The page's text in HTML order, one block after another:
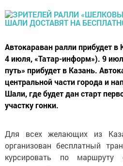
Автокараван ралли прибудет
4 июля, «Татар-информ»). 9
путь» прибудет в Казань.
центральной части города и
Шали, где будет дан старт
участку гонки.
Для всех желающих из
организован бесплатный
курсировать по